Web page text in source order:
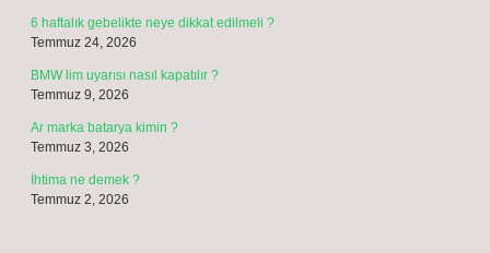
6 haftalık gebelikte neye dikkat edilmeli ?
Temmuz 24, 2026
BMW lim uyarısı nasıl kapatılır ?
Temmuz 9, 2026
Ar marka batarya kimin ?
Temmuz 3, 2026
İhtima ne demek ?
Temmuz 2, 2026